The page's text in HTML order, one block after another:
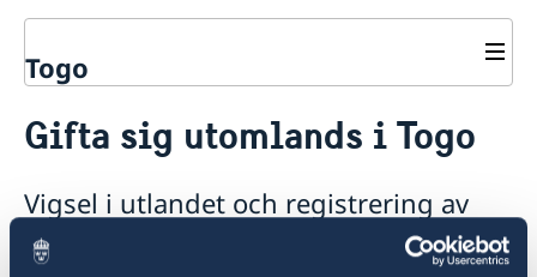
Togo
Hjälp till svenskar i Togo
Pass utomlands
Gifta sig utomlands
Reseinformation
Gifta sig utomlands i Togo
Vigsel i utlandet och registrering av
äktenskap